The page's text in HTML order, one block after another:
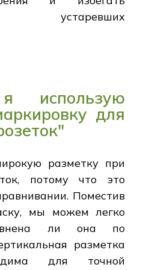
устаревших
использую
для
разметку при
потому что это
Поместив
мы можем легко
ли она по
разметка
для точной